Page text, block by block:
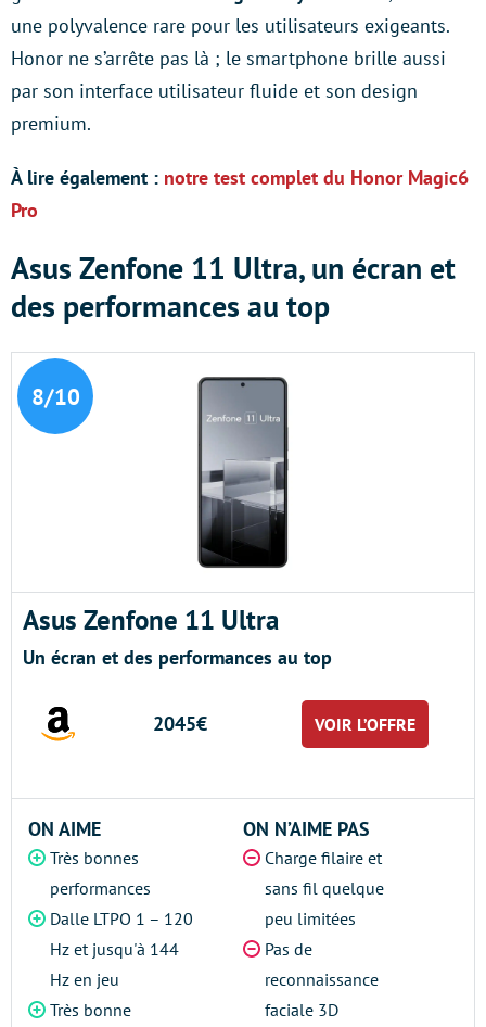
une polyvalence rare pour les utilisateurs exigeants.
Honor ne s’arrête pas là ; le smartphone brille aussi
par son interface utilisateur fluide et son design
premium.
À lire également : notre test complet du Honor Magic6
Pro
Asus Zenfone 11 Ultra, un écran et
des performances au top
8/10
Asus Zenfone 11 Ultra
Un écran et des performances au top
2045€ VOIR L’OFFRE
ON AIME
Très bonnes
performances
Dalle LTPO 1 – 120
Hz et jusqu'à 144
Hz en jeu
Très bonne
ON N’AIME PAS
Charge filaire et
sans fil quelque
peu limitées
Pas de
reconnaissance
faciale 3D